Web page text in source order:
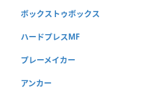
ボックストゥボックス
ハードプレスMF
プレーメイカー
アンカー